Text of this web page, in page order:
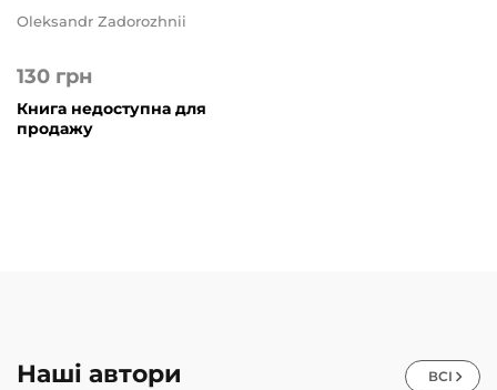
130 грн
Oleksandr Zadorozhnii
Книга недоступна для
продажу
Наші автори ВСІ